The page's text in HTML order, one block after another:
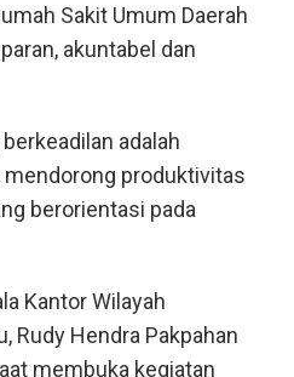
Sakit Umum Daerah
akuntabel dan
adalah
produktivitas
berorientasi pada
Kantor Wilayah
Rudy Hendra Pakpahan
membuka kegiatan